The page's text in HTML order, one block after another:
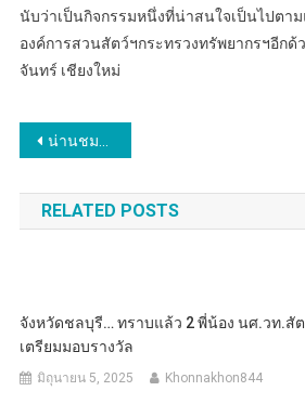
นับว่าเป็นกิจกรรมหนึ่งที่น่าสนใจเป็นไปตา
องค์การสวนสัตว์ฯกระทรวงทรัพยากรฯอีกด้
จันทร์ เชียงใหม่
แนะแนว
เรื่อง
น่านชมรมผู้ประกอบการหมู่บ้านสะปันจัดประชุมร่วมกับหน่วยงานภาครัฐ ภาคเอกชน ผู้นำท้องที่ ท้องถิ่น
RELATED POSTS
จังหวัดชลบุรี… ทราบแล้ว 2 พี่น้อง นศ.วท.สั
เตรียมมอบรางวัล
มิถุนายน 5, 2025 Khonnakhon844